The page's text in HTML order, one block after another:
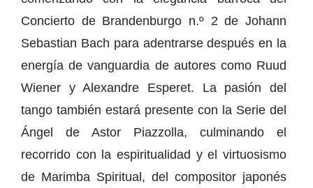
Concierto de Brandenburgo n.º 2 de Johann
Sebastian Bach para adentrarse después en la
energía de vanguardia de autores como Ruud
Wiener y Alexandre Esperet. La pasión del
tango también estará presente con la Serie del
Ángel de Astor Piazzolla, culminando el
recorrido con la espiritualidad y el virtuosismo
de Marimba Spiritual, del compositor japonés